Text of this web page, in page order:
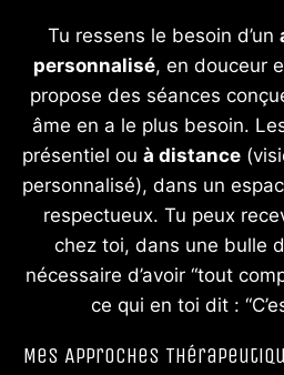
Tu ressens le besoin d’un
personnalisé, en douceur
propose des séances
âme en a le plus besoin.
présentiel ou à distance
personnalisé), dans un
respectueux. Tu peux
chez toi, dans une bulle
nécessaire d’avoir “tout
ce qui en toi dit :
Mes Approches